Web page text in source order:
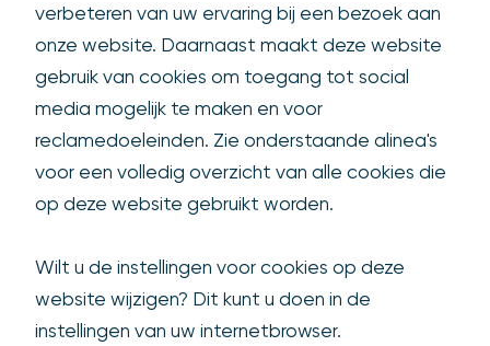
verbeteren van uw ervaring bij een bezoek aan
onze website. Daarnaast maakt deze website
gebruik van cookies om toegang tot social
media mogelijk te maken en voor
reclamedoeleinden. Zie onderstaande alinea's
voor een volledig overzicht van alle cookies die
op deze website gebruikt worden.
Wilt u de instellingen voor cookies op deze
website wijzigen? Dit kunt u doen in de
instellingen van uw internetbrowser.